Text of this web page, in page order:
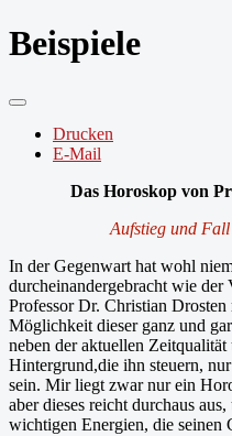
Beispiele
Drucken
E-Mail
Das Horoskop von
Aufstieg und
In der Gegenwart hat wohl
durcheinandergebracht wie
Professor Dr. Christian
Möglichkeit dieser ganz und
neben der aktuellen
Hintergrund,die ihn steuern,
sein. Mir liegt zwar nur ein
aber dieses reicht durchaus
wichtigen Energien, die seinen